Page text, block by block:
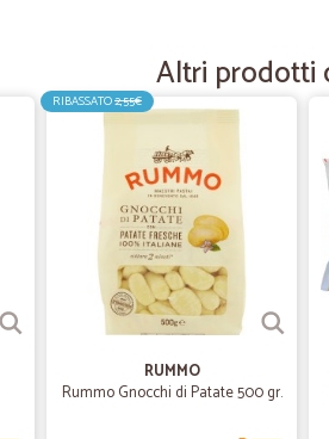
Altri prodotti
RIBASSATO2,55€
RUMMO
Rummo Gnocchi di Patate 500 gr.